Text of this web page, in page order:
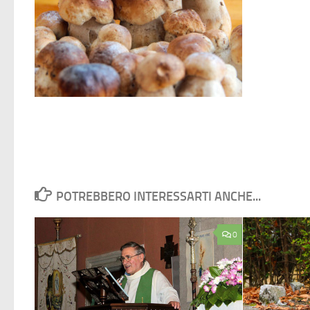
POTREBBERO INTERESSARTI ANCHE...
0